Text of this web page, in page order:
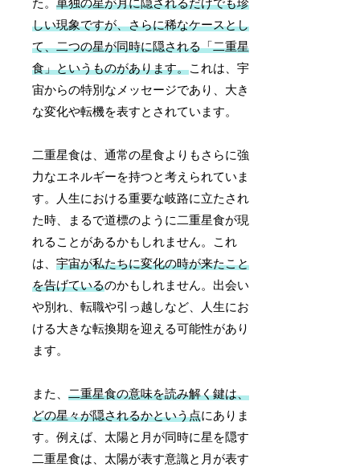
た。単独の星が月に隠されるだけでも珍
しい現象ですが、さらに稀なケースとし
て、二つの星が同時に隠される「二重星
食」というものがあります。これは、宇
宙からの特別なメッセージであり、大き
な変化や転機を表すとされています。
二重星食は、通常の星食よりもさらに強
力なエネルギーを持つと考えられていま
す。人生における重要な岐路に立たされ
た時、まるで道標のように二重星食が現
れることがあるかもしれません。これ
は、宇宙が私たちに変化の時が来たこと
を告げているのかもしれません。出会い
や別れ、転職や引っ越しなど、人生にお
ける大きな転換期を迎える可能性があり
ます。
また、二重星食の意味を読み解く鍵は、
どの星々が隠されるかという点にありま
す。例えば、太陽と月が同時に星を隠す
二重星食は、太陽が表す意識と月が表す